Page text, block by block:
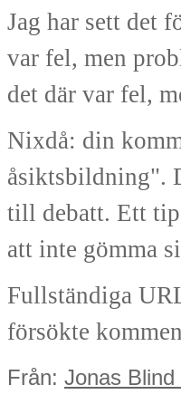
Jag har sett det
var fel, men
det där var fel,
Nixdå: din
åsiktsbildning".
till debatt. Ett
att inte gömma
Fullständiga
försökte
Från: Jonas Blind